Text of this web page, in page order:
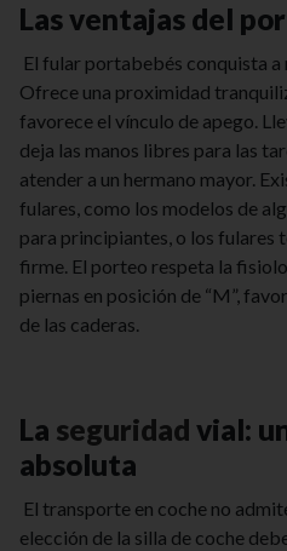
Las ventajas del
El fular portabebés conquista a
Ofrece una proximidad
favorece el vínculo de apego.
deja las manos libres para las
atender a un hermano mayor.
fulares, como los modelos de
para principiantes, o los fulares
firme. El porteo respeta la
piernas en posición de “M”,
de las caderas.
La seguridad vial:
absoluta
El transporte en coche no
elección de la silla de coche